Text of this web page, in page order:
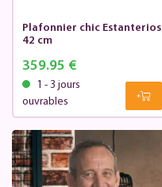
Plafonnier chic Estanterios
42 cm
359.95 €
1 - 3 jours
ouvrables